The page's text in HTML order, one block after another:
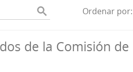
Ordenar por
de la Comisión de